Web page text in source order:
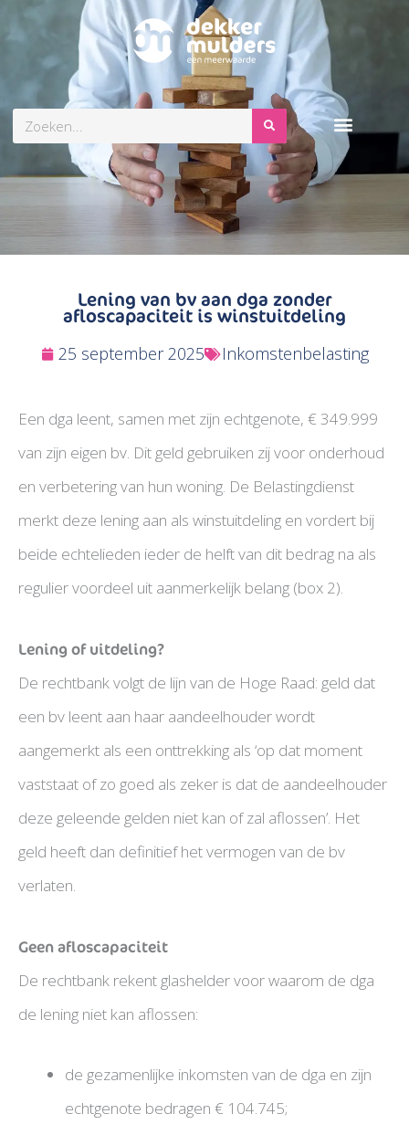
Zoeken
Lening van bv aan dga zonder
afloscapaciteit is winstuitdeling
25 september 2025 Inkomstenbelasting
Een dga leent, samen met zijn echtgenote, € 349.999
van zijn eigen bv. Dit geld gebruiken zij voor onderhoud
en verbetering van hun woning. De Belastingdienst
merkt deze lening aan als winstuitdeling en vordert bij
beide echtelieden ieder de helft van dit bedrag na als
regulier voordeel uit aanmerkelijk belang (box 2).
Lening of uitdeling?
De rechtbank volgt de lijn van de Hoge Raad: geld dat
een bv leent aan haar aandeelhouder wordt
aangemerkt als een onttrekking als ‘op dat moment
vaststaat of zo goed als zeker is dat de aandeelhouder
deze geleende gelden niet kan of zal aflossen’. Het
geld heeft dan definitief het vermogen van de bv
verlaten.
Geen afloscapaciteit
De rechtbank rekent glashelder voor waarom de dga
de lening niet kan aflossen:
de gezamenlijke inkomsten van de dga en zijn
echtgenote bedragen € 104.745;